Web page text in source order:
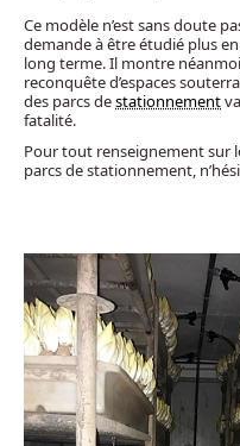
Ce modèle n’est sans doute
demande à être étudié plus
long terme. Il montre
reconquête d’espaces
des parcs destationnement
fatalité.
Pour tout renseignement sur
parcs de stationnement,